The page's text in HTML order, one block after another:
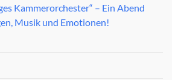
Kammerorchester“ – Ein Abend
Musik und Emotionen!